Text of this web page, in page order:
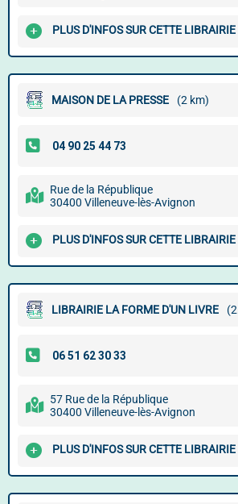
PLUS D'INFOS SUR CETTE LIBRAIRIE
MAISON DE LA PRESSE (2 km)
Rue de la République
30400 Villeneuve-lès-Avignon
PLUS D'INFOS SUR CETTE LIBRAIRIE
LIBRAIRIE LA FORME D'UN LIVRE
57 Rue de la République
30400 Villeneuve-lès-Avignon
PLUS D'INFOS SUR CETTE LIBRAIRIE